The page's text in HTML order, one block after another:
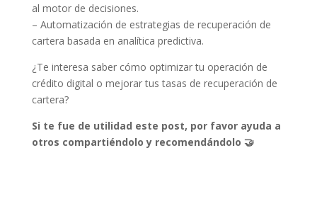
al motor de decisiones.
– Automatización de estrategias de recuperación de
cartera basada en analítica predictiva.
¿Te interesa saber cómo optimizar tu operación de
crédito digital o mejorar tus tasas de recuperación de
cartera?
Si te fue de utilidad este post, por favor ayuda a
otros compartiéndolo y recomendándolo 🤝